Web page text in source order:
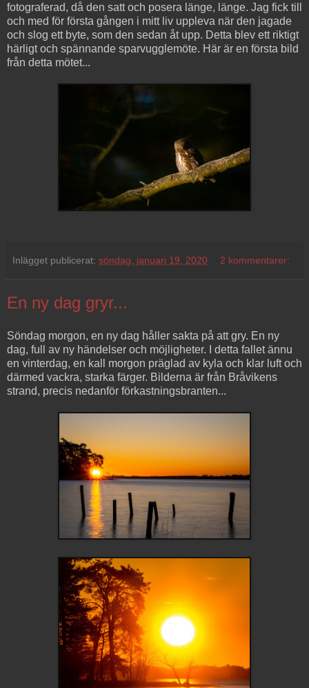
fotograferad, då den satt och posera länge, länge. Jag fick till
och med för första gången i mitt liv uppleva när den jagade
och slog ett byte, som den sedan åt upp. Detta blev ett riktigt
härligt och spännande sparvugglemöte. Här är en första bild
från detta mötet...
Inlägget publicerat: söndag, januari 19, 2020 2 kommentarer:
En ny dag gryr...
Söndag morgon, en ny dag håller sakta på att gry. En ny
dag, full av ny händelser och möjligheter. I detta fallet ännu
en vinterdag, en kall morgon präglad av kyla och klar luft och
därmed vackra, starka färger. Bilderna är från Bråvikens
strand, precis nedanför förkastningsbranten...